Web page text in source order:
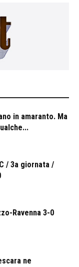
in amaranto. Ma
/ 3a giornata /
Ravenna 3-0
ne